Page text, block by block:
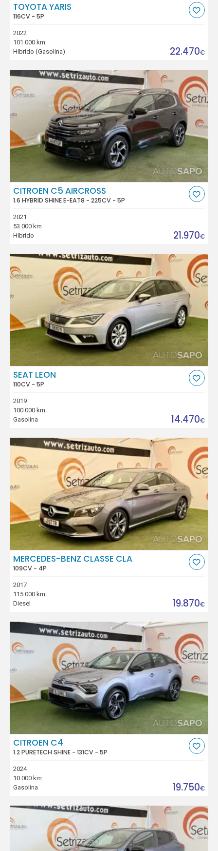
TOYOTA YARIS
116CV - 5P
2022
101.000 km
Híbrido (Gasolina)
22.470€
CITROEN C5 AIRCROSS
1.6 HYBRID SHINE E-EAT8 - 225CV - 5P
2021
53.000 km
Híbrido
21.970€
SEAT LEON
110CV - 5P
2019
100.000 km
Gasolina
14.470€
MERCEDES-BENZ CLASSE CLA
109CV - 4P
2017
115.000 km
Diesel
19.870€
CITROEN C4
1.2 PURETECH SHINE - 131CV - 5P
2024
10.000 km
Gasolina
19.750€